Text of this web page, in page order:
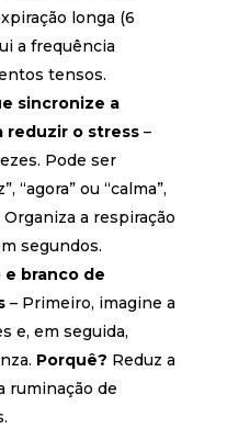
longa (6
a frequência
tensos.
sincronize a
reduzir o stress –
Pode ser
“agora” ou “calma”,
Organiza a respiração
segundos.
branco de
– Primeiro, imagine a
e, em seguida,
Porquê? Reduz a
ruminação de